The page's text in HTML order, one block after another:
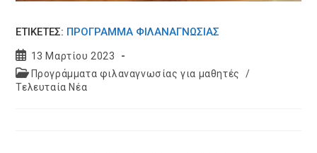
ΕΤΙΚΕΤΈΣ: ΠΡΌΓΡΑΜΜΑ ΦΙΛΑΝΑΓΝΩΣΊΑΣ
Post
published:
13 Μαρτίου 2023
Post
category:
Προγράμματα φιλαναγνωσίας για μαθητές
/
Τελευταία Νέα